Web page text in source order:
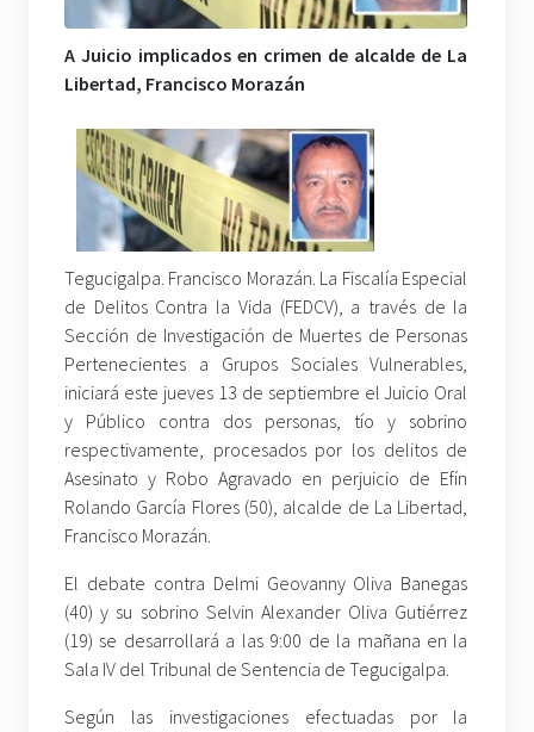
A Juicio implicados en crimen de alcalde de La
Libertad, Francisco Morazán
Tegucigalpa. Francisco Morazán. La Fiscalía Especial
de Delitos Contra la Vida (FEDCV), a través de la
Sección de Investigación de Muertes de Personas
Pertenecientes a Grupos Sociales Vulnerables,
iniciará este jueves 13 de septiembre el Juicio Oral
y Público contra dos personas, tío y sobrino
respectivamente, procesados por los delitos de
Asesinato y Robo Agravado en perjuicio de Efín
Rolando García Flores (50), alcalde de La Libertad,
Francisco Morazán.
El debate contra Delmi Geovanny Oliva Banegas
(40) y su sobrino Selvin Alexander Oliva Gutiérrez
(19) se desarrollará a las 9:00 de la mañana en la
Sala IV del Tribunal de Sentencia de Tegucigalpa.
Según las investigaciones efectuadas por la